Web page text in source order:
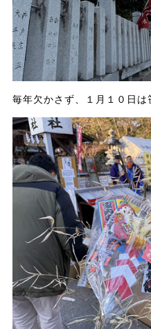
毎年欠かさず、１月１０日は